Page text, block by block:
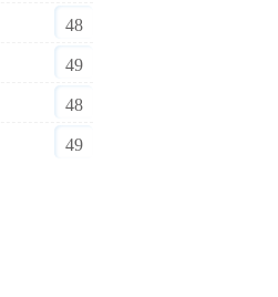
48
49
48
49